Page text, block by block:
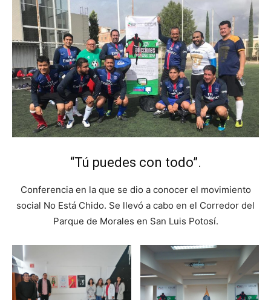
“Tú puedes con todo”.
Conferencia en la que se dio a conocer el movimiento
social No Está Chido. Se llevó a cabo en el Corredor del
Parque de Morales en San Luis Potosí.